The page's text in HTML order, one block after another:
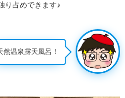
り占めできます♪
然温泉露天風呂！